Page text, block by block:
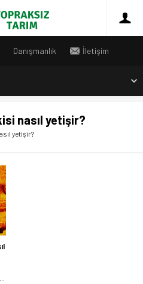
Danışmanlık İletişim
nasıl yetişir?
yetişir?